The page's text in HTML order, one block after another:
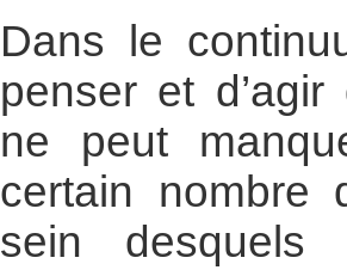
Dans le
penser et
ne peut
certain nombre
sein desquels